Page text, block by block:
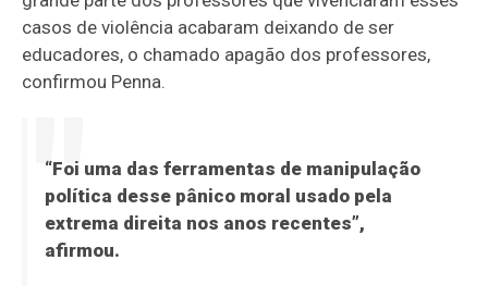
casos de violência acabaram deixando de ser
educadores, o chamado apagão dos professores,
confirmou Penna.
“Foi uma das ferramentas de manipulação
política desse pânico moral usado pela
extrema direita nos anos recentes”,
afirmou.